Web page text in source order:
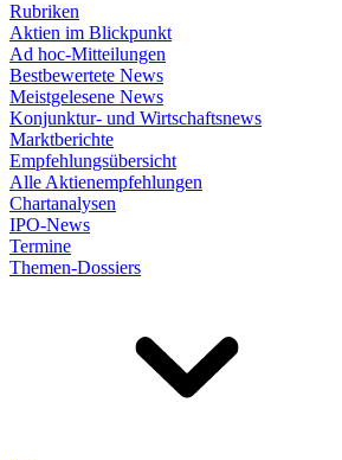
Rubriken
Aktien im Blickpunkt
Ad hoc-Mitteilungen
Bestbewertete News
Meistgelesene News
Konjunktur- und Wirtschaftsnews
Marktberichte
Empfehlungsübersicht
Alle Aktienempfehlungen
Chartanalysen
IPO-News
Termine
Themen-Dossiers